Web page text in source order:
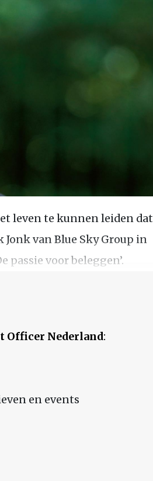
leven te kunnen leiden dat
Jonk van Blue Sky Group in
passie voor beleggen’.
Officer Nederland:
en events